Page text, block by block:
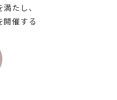
たし、
開催する